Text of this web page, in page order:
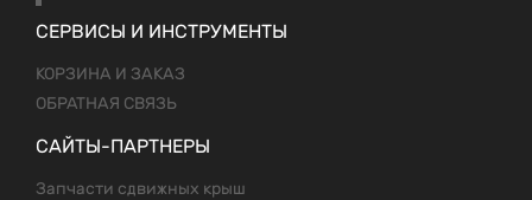
СЕРВИСЫ И ИНСТРУМЕНТЫ
КОРЗИНА И ЗАКАЗ
ОБРАТНАЯ СВЯЗЬ
САЙТЫ-ПАРТНЕРЫ
Запчасти сдвижных крыш